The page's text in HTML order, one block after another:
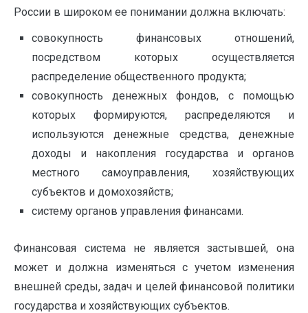
России в широком ее понимании должна включать:
совокупность финансовых отношений,
посредством которых осуще­ствляется
распределение общественного продукта;
совокупность денежных фондов, с помощью
которых формируются, распределяются и
используются денежные средства, денеж­ные
доходы и накопления государства и органов
местного самоуправления, хозяйствующих
субъектов и домохозяйств;
систему органов управления финансами.
Финансовая система не является застывшей, она
может и должна изменяться с учетом изменения
внешней среды, задач и целей финансовой политики
государства и хозяйствующих субъектов.